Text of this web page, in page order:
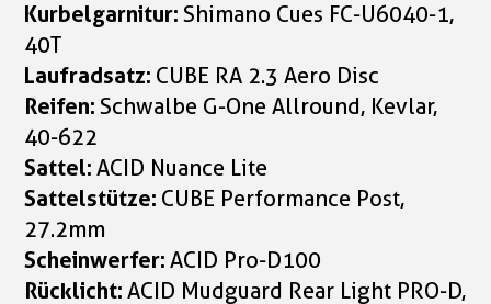
Kurbelgarnitur:Shimano Cues FC-U6040-1,
40T
Laufradsatz: CUBE RA 2.3 Aero Disc
Reifen:Schwalbe G-One Allround, Kevlar,
40-622
Sattel:ACID Nuance Lite
Sattelstütze: CUBE Performance Post,
27.2mm
Scheinwerfer:ACID Pro-D100
Rücklicht:ACID Mudguard Rear Light PRO-D,